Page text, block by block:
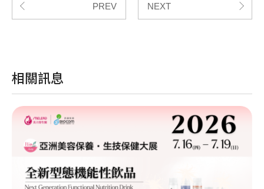
PREV NEXT
相關訊息